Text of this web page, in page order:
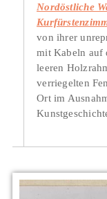
Nordöstliche
von ihrer
mit Kabeln auf
leeren
verriegelten
Ort im